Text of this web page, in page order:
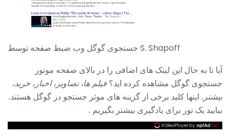
جستجوی گوگل وب ضبط صفحه توسط S. Shapoff
آیا تا به حال این لینک های اضافی را در بالای صفحه موتور
جستجوی گوگل مشاهده کرده اید؟ فیلم ها، تصاویر، اخبار، خرید،
بیشتر. اینها کلید برخی از گزینه های موثر جستجو در گوگل هستند.
بیایید یک تور برای یادگیری بیشتر بگیریم .